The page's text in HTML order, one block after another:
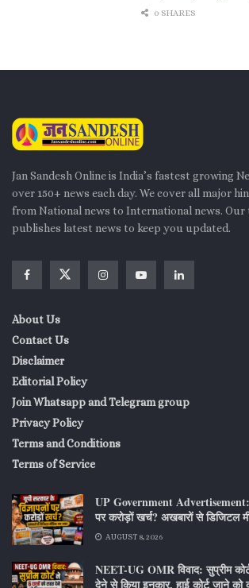
0 SHARES
Jan Sandesh Online is India’s fastest growing
over 150+ news each day. We cover all major
from National news to International news.
publishes latest news to keep you updated.
About Us
Contact Us
Disclaimer
Editorial Policy
Join Whatsapp and Telegram group
Privacy Policy
Terms and Conditions
Terms of Service
UP Government Advertisement:
पर करोड़ों खर्च? अखबारों से डिजिटल
AUGUST 8, 2026
NEET-UG OMR विवाद: सुप्रीम
देने से किया इनकार, हाई कोर्ट जाने को